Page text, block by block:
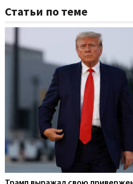
Статьи по теме